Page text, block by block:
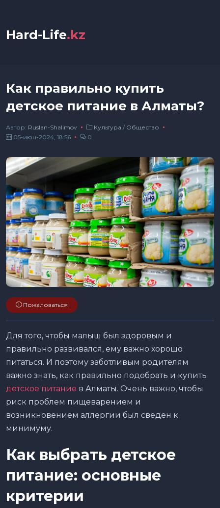
Hard-Life.kz
Как правильно купить
детское питание в Алматы?
Автор: Ruslan-Shalimov Культура / Общество
05-июн-2024, 18:56
0
Пожаловаться
Для того, чтобы малыш был здоровым и
правильно развивался, ему важно хорошо
питаться. И поэтому заботливым родителям
важно знать, как правильно подобрать и купить
детское питание в Алматы. Очень важно, чтобы
риск проблем пищеварением и
возникновением аллергии был сведен к
минимуму.
Как выбрать детское
питание: основные
критерии